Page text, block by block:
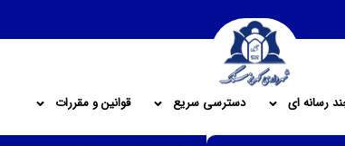
رسانه ای دسترسی سریع قوانین و مقررات